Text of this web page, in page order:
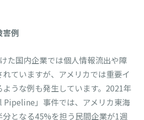
害例
た国内企業では個人情報流出や障
ていますが、アメリカでは重要イ
うな例も発生しています。2021年
Pipeline」事件では、アメリカ東海
となる45%を担う民間企業が1週